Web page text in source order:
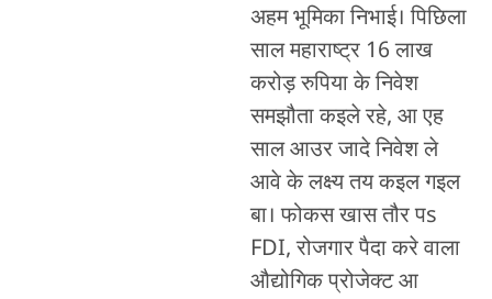
अहम भूमिका निभाई। पिछिला
साल महाराष्ट्र 16 लाख
करोड़ रुपिया के निवेश
समझौता कइले रहे, आ एह
साल आउर जादे निवेश ले
आवे के लक्ष्य तय कइल गइल
बा। फोकस खास तौर पs
FDI, रोजगार पैदा करे वाला
औद्योगिक प्रोजेक्ट आ